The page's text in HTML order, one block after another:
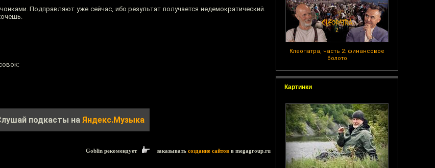
Клеопатра, часть 2: финансовое
болото
Картинки
Подправляют уже сейчас, ибо результат получается недемократический.
подкасты на Яндекс.Музыка
Goblin рекомендует заказывать создание сайтов в megagroup.ru